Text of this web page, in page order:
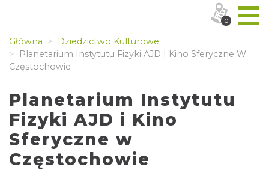
Główna
Dziedzictwo Kulturowe
Planetarium Instytutu Fizyki AJD I Kino Sferyczne W
Częstochowie
Planetarium Instytutu
Fizyki AJD i Kino
Sferyczne w
Częstochowie
0